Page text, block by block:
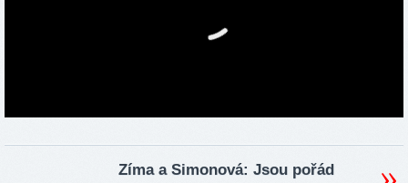
Zíma a Simonová: Jsou pořád